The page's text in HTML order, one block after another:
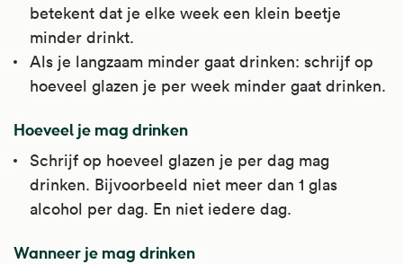
betekent dat je elke week een klein beetje
minder drinkt.
Als je langzaam minder gaat drinken: schrijf op
hoeveel glazen je per week minder gaat drinken.
Hoeveel je mag drinken
Schrijf op hoeveel glazen je per dag mag
drinken. Bijvoorbeeld niet meer dan 1 glas
alcohol per dag. En niet iedere dag.
Wanneer je mag drinken